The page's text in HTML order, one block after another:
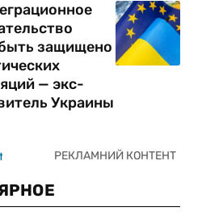
защищено
— экс-
Украины